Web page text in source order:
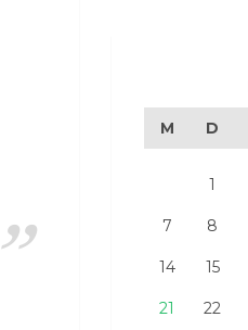
M D
1
7 8
14 15
21 22